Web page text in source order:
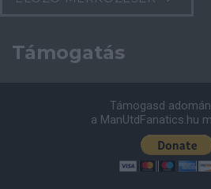
Támogatás
Támogasd
a ManUtdFanatics.hu